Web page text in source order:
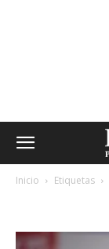
Inicio Etiquetas